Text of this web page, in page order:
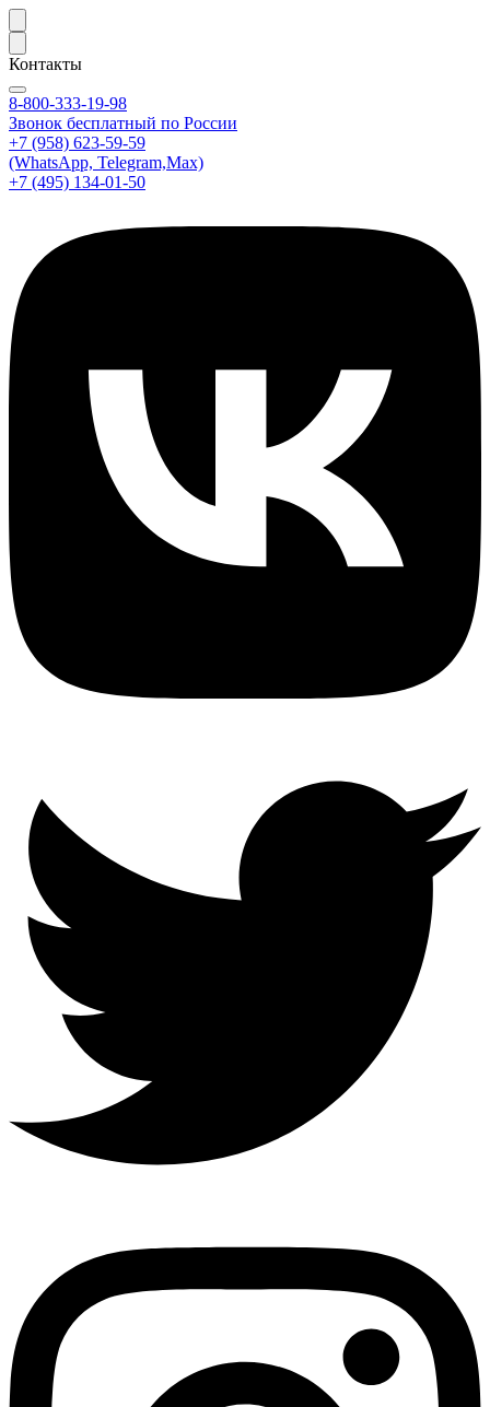
Контакты
8-800-333-19-98
Звонок бесплатный по России
+7 (958) 623-59-59
(WhatsApp, Telegram,Max)
+7 (495) 134-01-50